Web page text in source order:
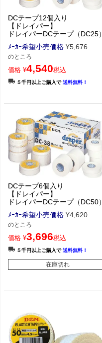
DCテープ12個入り
【ドレイパー】
ドレイパーDCテープ（DC25）
ﾒｰｶｰ希望小売価格 ¥5,676
のところ
価格 ¥4,540税込
５千円以上ご購入で送料無料！
DCテープ6個入り
【ドレイパー】
ドレイパーDCテープ（DC50）
ﾒｰｶｰ希望小売価格 ¥4,620
のところ
価格 ¥3,696税込
５千円以上ご購入で送料無料！
在庫切れ